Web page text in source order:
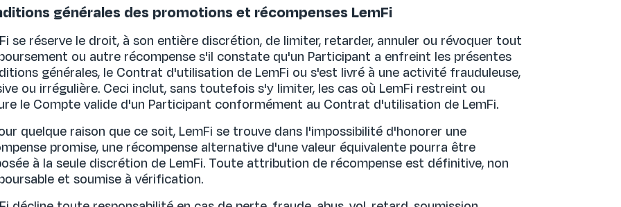
générales des promotions et récompenses LemFi
se réserve le droit, à son entière discrétion, de limiter, retarder, annuler ou révoquer tout
ou autre récompense s'il constate qu'un Participant a enfreint les présentes
générales, le Contrat d'utilisation de LemFi ou s'est livré à une activité frauduleuse,
ou irrégulière. Ceci inclut, sans toutefois s'y limiter, les cas où LemFi restreint ou
le Compte valide d'un Participant conformément au Contrat d'utilisation de LemFi.
quelque raison que ce soit, LemFi se trouve dans l'impossibilité d'honorer une
promise, une récompense alternative d'une valeur équivalente pourra être
à la seule discrétion de LemFi. Toute attribution de récompense est définitive, non
et soumise à vérification.